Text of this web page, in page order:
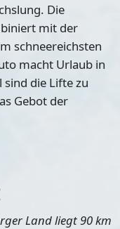
Die
mit der
schneereichsten
macht Urlaub in
die Lifte zu
Gebot der
Land liegt 90 km